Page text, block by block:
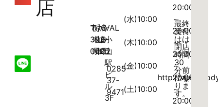
店
〒
323-
0025
栃
木
県
小
山
市
城
山
町
3-
3-
22
VAL
小
山
駅
ビ
ル
3F
0285-
37-
9471
20:00
(水)10:00
～
20:00
(木)10:00
～
20:00
(金)10:00
～
20:00
(土)10:00
～
20:00
http://
最終
受付
はは
閉店
時間
30
分前
にな
りま
す。